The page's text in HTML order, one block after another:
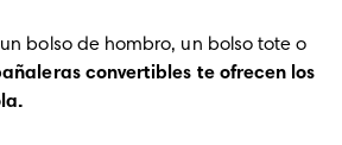
bolso de hombro, un bolso tote o
convertibles te ofrecen los